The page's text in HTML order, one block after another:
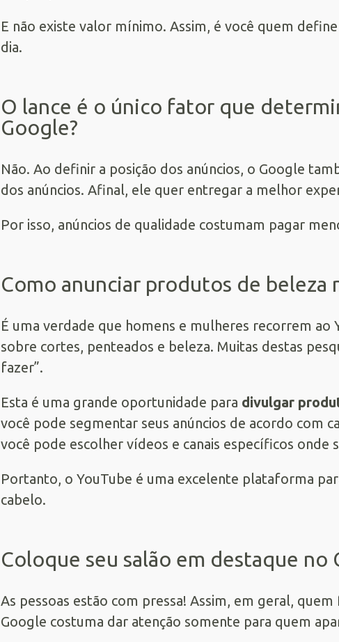
E não existe valor mínimo. Assim, é você quem
dia.
O lance é o único fator que
Google?
Não. Ao definir a posição dos anúncios, o Google
dos anúncios. Afinal, ele quer entregar a melhor
Por isso, anúncios de qualidade costumam pagar
Como anunciar produtos de beleza
É uma verdade que homens e mulheres recorrem ao
sobre cortes, penteados e beleza. Muitas destas
fazer”.
Esta é uma grande oportunidade para divulgar
você pode segmentar seus anúncios de acordo com
você pode escolher vídeos e canais específicos onde
Portanto, o YouTube é uma excelente plataforma
cabelo.
Coloque seu salão em destaque no
As pessoas estão com pressa! Assim, em geral,
Google costuma dar atenção somente para quem